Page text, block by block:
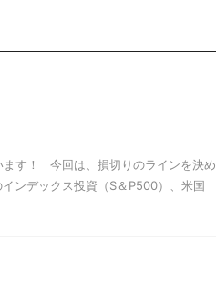
ます！ 今回は、損切りのラインを決め
ンデックス投資（S＆P500）、米国